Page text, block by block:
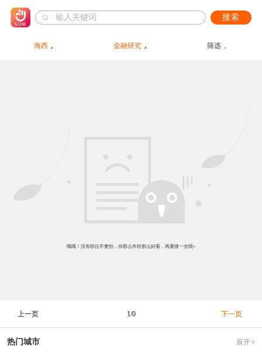
搜索
海西 金融研究 筛选
哦哦！没有职位不要怕，你那么年轻那么好看，再重搜一次呗~
上一页 1/0 下一页
热门城市 展开